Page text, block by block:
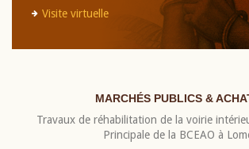
Visite virtuelle
MARCHÉS PUBLICS &
Travaux de réhabilitation de la voirie
Principale de la BCEAO à